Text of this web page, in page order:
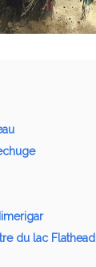
du lac Flathead